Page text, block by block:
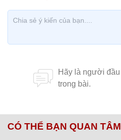
CÓ THỂ BẠN QUAN TÂM